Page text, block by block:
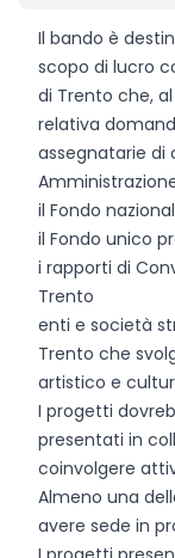
Il bando è
scopo di lucro
di Trento che,
relativa
assegnatarie di
il Fondo
il Fondo unico
i rapporti di
Trento
enti e società
Trento che
artistico e
I progetti
presentati in
coinvolgere
Almeno una
avere sede in